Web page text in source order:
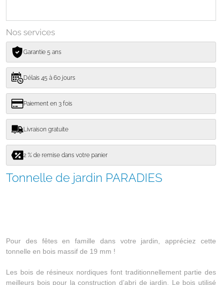
Nos services
Garantie 5 ans
Délais 45 à 60 jours
Paiement en 3 fois
Livraison gratuite
2 % de remise dans votre panier
Tonnelle de jardin PARADIES
Pour des fêtes en famille dans votre jardin, appréciez cette
tonnelle en bois massif de 19 mm !
Les bois de résineux nordiques font traditionnellement partie des
meilleurs bois pour la construction d’abri de jardin. Le bois utilisé